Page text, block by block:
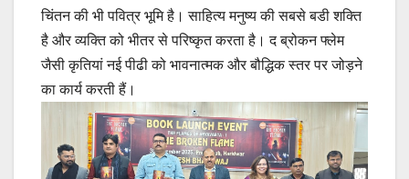
चिंतन की भी पवित्र भूमि है। साहित्य मनुष्य की सबसे बडी शक्ति
है और व्यक्ति को भीतर से परिष्कृत करता है। द ब्रोकन फ्लेम
जैसी कृतियां नई पीढी को भावनात्मक और बौद्धिक स्तर पर जोड़ने
का कार्य करती हैं।